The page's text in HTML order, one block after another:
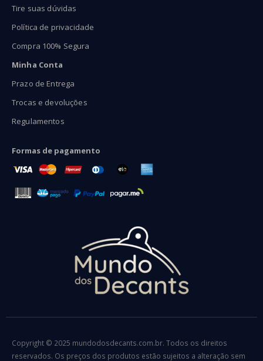
Tire suas dúvidas
Política de privacidade
Compra 100% Segura
Minha Conta
Prazo de Entrega
Trocas e devoluções
Regulamentos
Formas de pagamento
Copyright © 2025 mundodosdecants.com.br. Todos os direitos
reservados. Os preços dos produtos estão sujeitos a alteração sem